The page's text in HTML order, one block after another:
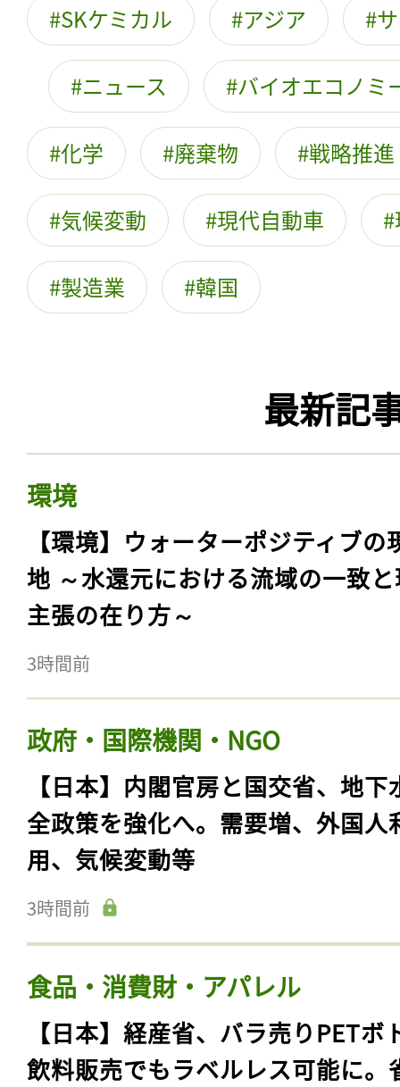
SKケミカル アジア
ニュース バイオエコノミ
化学 廃棄物 戦略推
気候変動 現代自動車
製造業 韓国
最新記
環境
【環境】ウォーターポジティブの
地 ～水還元における流域の一致
主張の在り方～
3時間前
政府・国際機関・NGO
【日本】内閣官房と国交省、地下
全政策を強化へ。需要増、外国人
用、気候変動等
3時間前
食品・消費財・アパレル
【日本】経産省、バラ売りPETボ
飲料販売でもラベルレス可能に。